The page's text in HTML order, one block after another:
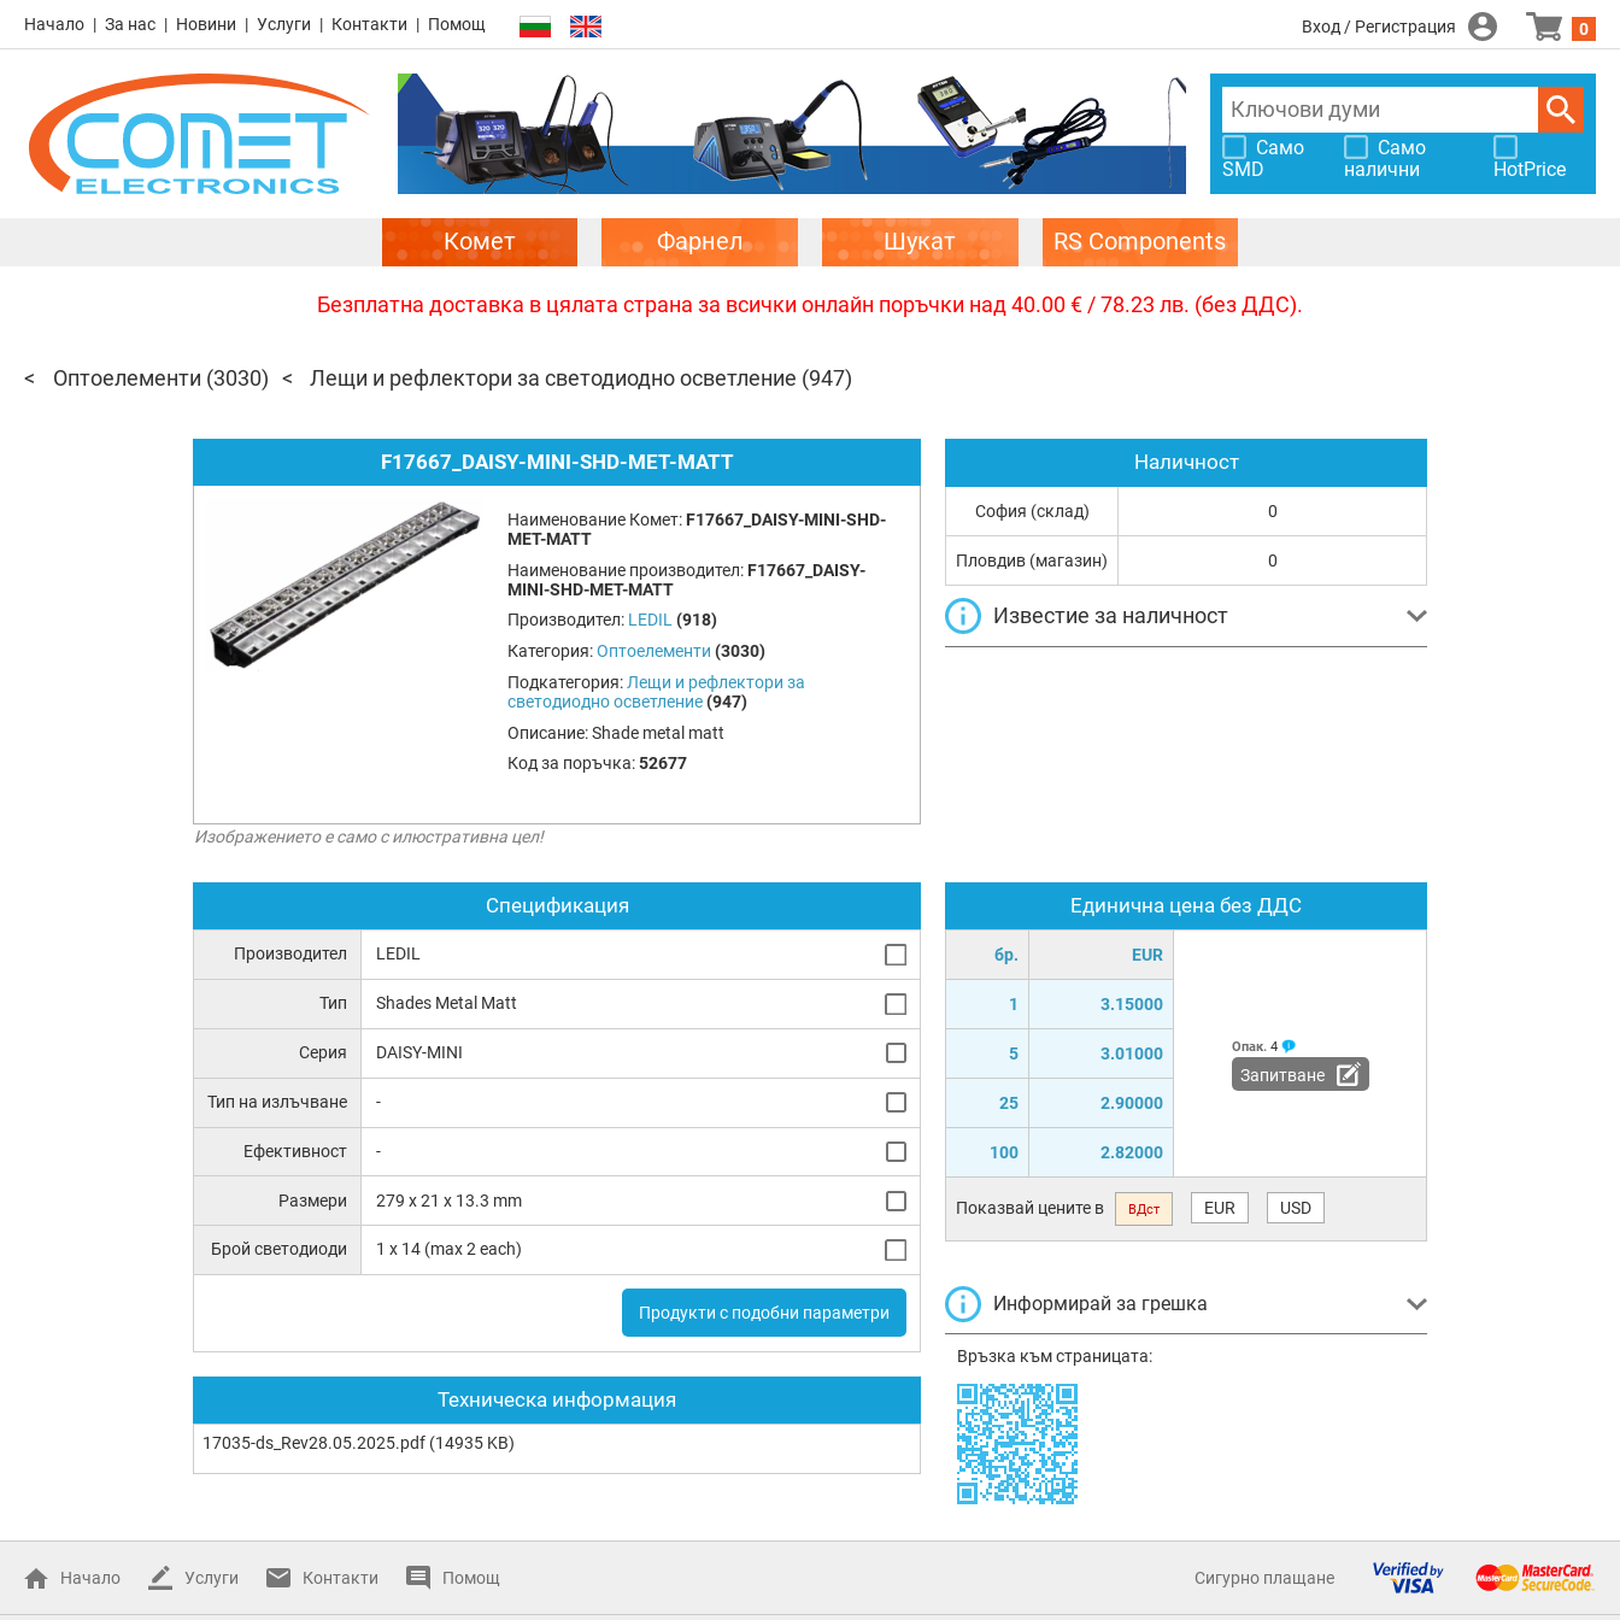
Начало За нас Новини Услуги Контакти Помощ Вход / Регистрация 0
Само
SMD
Само
налични
HotPrice
Комет Фарнел Шукат RS Components
Безплатна доставка в цялата страна за всички онлайн поръчки над 40.00 € / 78.23 лв. (без ДДС).
Оптоелементи (3030) Лещи и рефлектори за светодиодно осветление (947)
F17667_DAISY-MINI-SHD-MET-MATT
Наименование Комет: F17667_DAISY-MINI-SHD-
MET-MATT
Наименование производител: F17667_DAISY-
MINI-SHD-MET-MATT
Производител: LEDIL (918)
Категория:Оптоелементи (3030)
Подкатегория: Лещи и рефлектори за
светодиодно осветление (947)
Описание:Shade metal matt
Код за поръчка:52677
Изображението е само с илюстративна цел!
Спецификация
Производител LEDIL
Тип Shades Metal Matt
Серия DAISY-MINI
Тип на излъчване -
Ефективност -
Размери 279 x 21 x 13.3 mm
Брой светодиоди 1 x 14 (max 2 each)
Продукти с подобни параметри
Техническа информация
17035-ds_Rev28.05.2025.pdf (14935 KB)
Единична цена без ДДС
бр. EUR
1 3.15000
5 3.01000
25 2.90000
100 2.82000
Опак. 4
Запитване
Показвай цените в ВДст EUR USD
Информирай за грешка
Връзка към страницата:
Наличност
София (склад) 0
Пловдив (магазин) 0
Известие за наличност
Начало Услуги Контакти Помощ Сигурно плащане